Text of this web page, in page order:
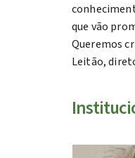
que vão
Queremos
Leitão,